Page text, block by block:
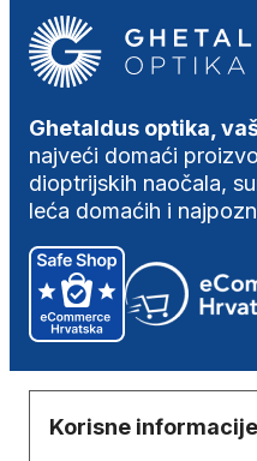
Ghetaldus optika,
najveći domaći
dioptrijskih naočala,
leća domaćih i
Korisne informacije